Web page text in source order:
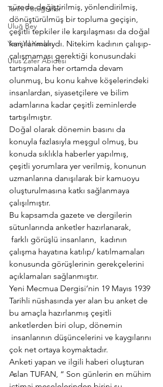
Tarihi Fotoğraflar
Uluğ Bey
Yeni Yıl Yazıları
Ulus Zafer Abidesi
sürede değiştirilmiş, yönlendirilmiş,
dönüştürülmüş bir topluma geçişin,
çeşitli tepkiler ile karşılaşması da doğal
karşılanmalıydı. Nitekim kadının çalışıp-
çalışmaması gerektiği konusundaki
tartışmalara her ortamda devam
olunmuş, bu konu kahve köşelerindeki
insanlardan, siyasetçilere ve bilim
adamlarına kadar çeşitli zeminlerde
tartışılmıştır.
Doğal olarak dönemin basını da
konuyla fazlasıyla meşgul olmuş, bu
konuda sıklıkla haberler yapılmış,
çeşitli yorumlara yer verilmiş, konunun
uzmanlarına danışılarak bir kamuoyu
oluşturulmasına katkı sağlanmaya
çalışılmıştır.
Bu kapsamda gazete ve dergilerin
sütunlarında anketler hazırlanarak,
farklı görüşlü insanların,  kadının
çalışma hayatına katılıp/ katılmamaları
konusunda görüşlerinin gerekçelerini
açıklamaları sağlanmıştır.
Yeni Mecmua Dergisi’nin 19 Mayıs 1939
Tarihli nüshasında yer alan bu anket de
bu amaçla hazırlanmış çeşitli
anketlerden biri olup, dönemin
insanlarının düşüncelerini ve kaygılarını
çok net ortaya koymaktadır.
Anketi yapan ve ilgili haberi oluşturan
Aslan TUFAN, “ Son günlerin en mühim